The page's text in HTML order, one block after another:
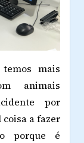
mais
animais
por
a fazer
porque é